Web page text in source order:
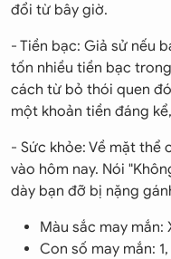
đổi từ bây giờ.
- Tiền bạc: Giả sử nếu
tốn nhiều tiền bạc
cách từ bỏ thói quen
một khoản tiền đáng
- Sức khỏe: Về mặt thể
vào hôm nay. Nói
dày bạn đỡ bị nặng
Màu sắc may mắn:
Con số may mắn: 1,